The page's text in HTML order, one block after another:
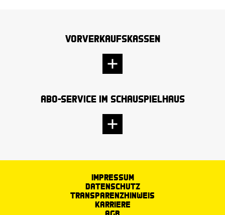
Vorverkaufskassen
Abo-Service im Schauspielhaus
Impressum
Datenschutz
Transparenzhinweis
Karriere